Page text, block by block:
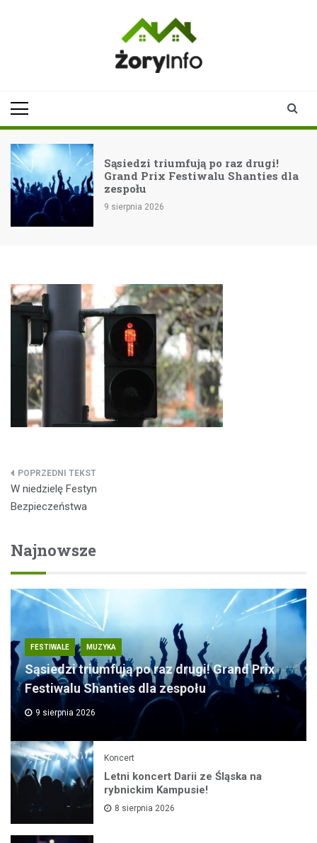
Sąsiedzi triumfują po raz drugi!
Grand Prix Festiwalu Shanties dla
zespołu
9 sierpnia 2026
Nawigacja
wpisu
W niedzielę Festyn
Bezpieczeństwa
Najnowsze
FESTIWALE MUZYKA
Sąsiedzi triumfują po raz drugi! Grand Prix
Festiwalu Shanties dla zespołu
9 sierpnia 2026
Koncert
Letni koncert Darii ze Śląska na
rybnickim Kampusie!
8 sierpnia 2026